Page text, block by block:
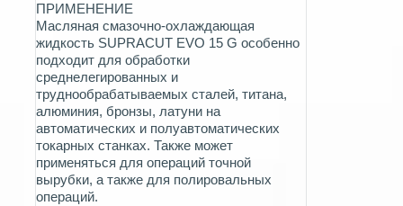
ПРИМЕНЕНИЕ
Масляная смазочно-охлаждающая
жидкость SUPRACUT EVO 15 G особенно
подходит для обработки
среднелегированных и
труднообрабатываемых сталей, титана,
алюминия, бронзы, латуни на
автоматических и полуавтоматических
токарных станках. Также может
применяться для операций точной
вырубки, а также для полировальных
операций.